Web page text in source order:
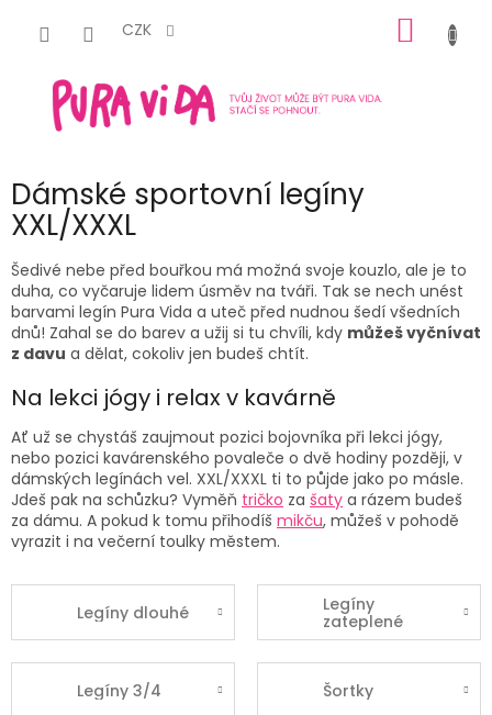
CZK
KOŠÍK
Dámské sportovní legíny
XXL/XXXL
Šedivé nebe před bouřkou má možná svoje kouzlo, ale je to
duha, co vyčaruje lidem úsměv na tváři. Tak se nech unést
barvami legín Pura Vida a uteč před nudnou šedí všedních
dnů! Zahal se do barev a užij si tu chvíli, kdy můžeš vyčnívat
z davu a dělat, cokoliv jen budeš chtít.
Na lekci jógy i relax v kavárně
Ať už se chystáš zaujmout pozici bojovníka při lekci jógy,
nebo pozici kavárenského povaleče o dvě hodiny později, v
dámských legínách vel. XXL/XXXL ti to půjde jako po másle.
Jdeš pak na schůzku? Vyměň tričko za šaty a rázem budeš
za dámu. A pokud k tomu přihodíš mikču, můžeš v pohodě
vyrazit i na večerní toulky městem.
Legíny dlouhé
Legíny
zateplené
Legíny 3/4 Šortky